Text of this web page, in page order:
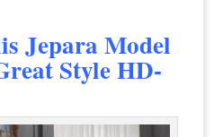
Jepara Model
Style HD-